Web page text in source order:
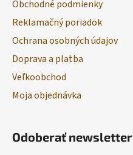
Obchodné podmienky
Reklamačný poriadok
Ochrana osobných údajov
Doprava a platba
Veľkoobchod
Moja objednávka
Odoberať newsletter